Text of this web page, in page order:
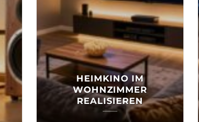
HEIMKINO IM
WOHNZIMMER
REALISIEREN